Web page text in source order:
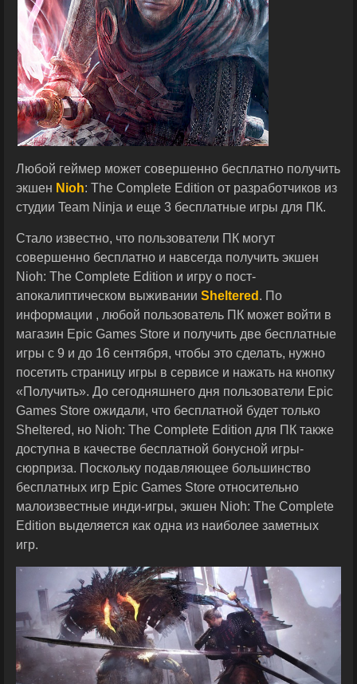
Любой геймер может совершенно бесплатно получить
экшен Nioh: The Complete Edition от разработчиков из
студии Team Ninja и еще 3 бесплатные игры для ПК.
Стало известно, что пользователи ПК могут
совершенно бесплатно и навсегда получить экшен
Nioh: The Complete Edition и игру о пост-
апокалиптическом выживании Sheltered . По
информации , любой пользователь ПК может войти в
магазин Epic Games Store и получить две бесплатные
игры с 9 и до 16 сентября, чтобы это сделать, нужно
посетить страницу игры в сервисе и нажать на кнопку
«Получить». До сегодняшнего дня пользователи Epic
Games Store ожидали, что бесплатной будет только
Sheltered, но Nioh: The Complete Edition для ПК также
доступна в качестве бесплатной бонусной игры-
сюрприза. Поскольку подавляющее большинство
бесплатных игр Epic Games Store относительно
малоизвестные инди-игры, экшен Nioh: The Complete
Edition выделяется как одна из наиболее заметных
игр.